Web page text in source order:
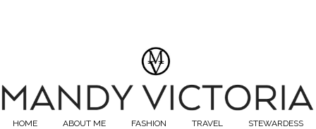
HOME ABOUT ME FASHION TRAVEL
STEWARDESS